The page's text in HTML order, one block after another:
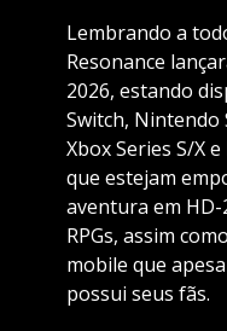
Lembrando a
Resonance
2026, estando
Switch, Nintendo
Xbox Series S/X
que estejam
aventura em HD-
RPGs, assim
mobile que
possui seus fãs.